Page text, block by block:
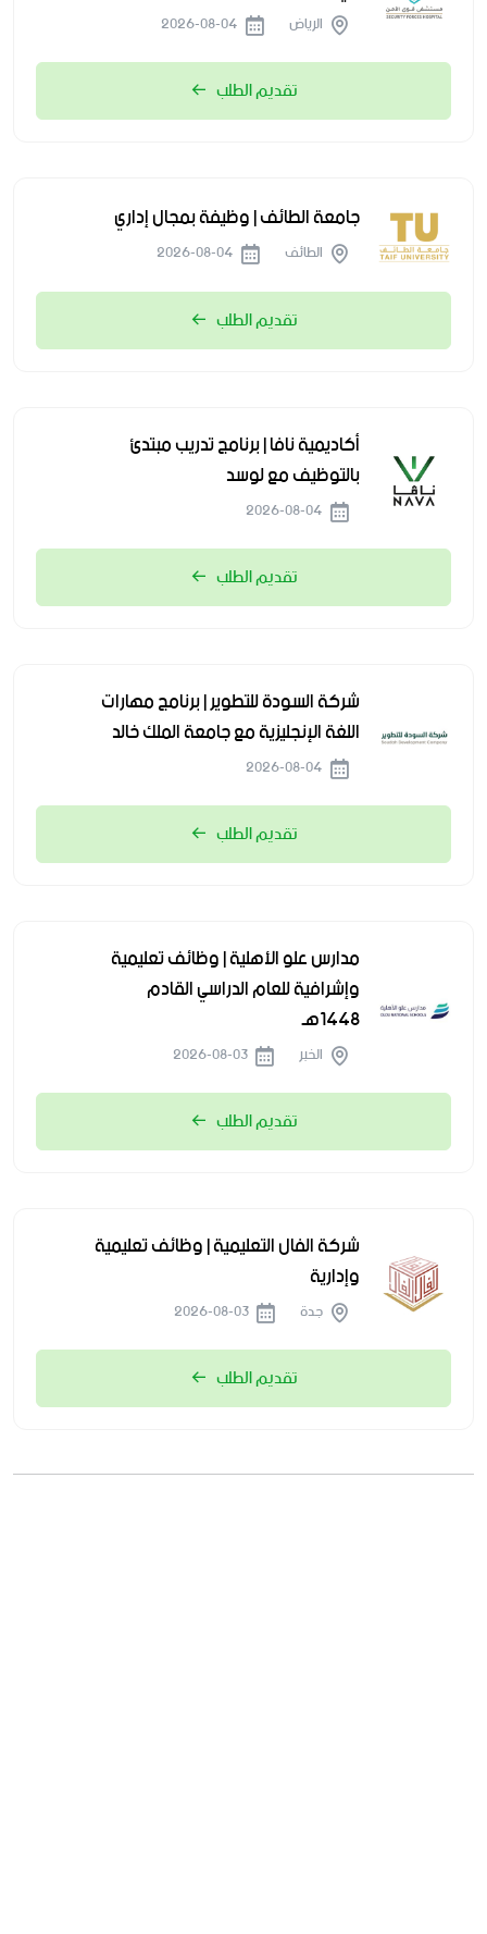
الرياض
تقديم الطلب
جامعة الطائف | وظيفة بمجال إداري
الطائف
تقديم الطلب
أكاديمية نافا | برنامج تدريب مبتدئ
بالتوظيف مع لوسد
تقديم الطلب
شركة السودة للتطوير | برنامج مهارات
اللغة الإنجليزية مع جامعة الملك خالد
تقديم الطلب
مدارس علو الأهلية | وظائف تعليمية
وإشرافية للعام الدراسي القادم
1448هـ
الخبر
تقديم الطلب
شركة الفال التعليمية | وظائف تعليمية
وإدارية
جدة
تقديم الطلب